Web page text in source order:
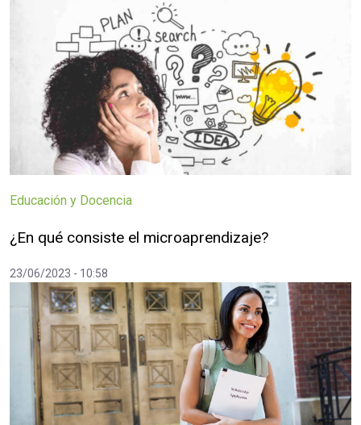
Educación y Docencia
¿En qué consiste el microaprendizaje?
23/06/2023 - 10:58